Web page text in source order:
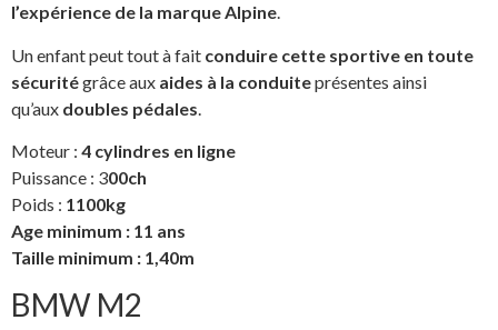
l’expérience de la marque Alpine.
Un enfant peut tout à fait conduire cette sportive en toute
sécuritégrâce aux aides à la conduiteprésentes ainsi
qu’aux doubles pédales
Moteur : 4 cylindres en ligne
Puissance : 300ch
Poids : 1100kg
Age minimum : 11 ans
Taille minimum : 1,40m
BMW M2